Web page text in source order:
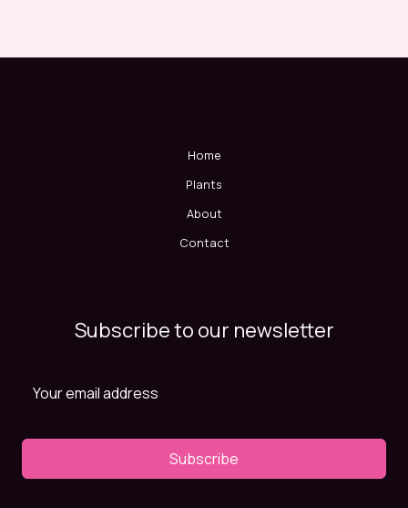
Home
Plants
About
Contact
Subscribe to our newsletter
Subscribe